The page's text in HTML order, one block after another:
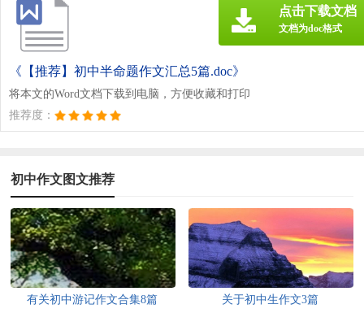
《【推荐】初中半命题作文汇总5篇.doc》
将本文的Word文档下载到电脑，方便收藏和打印
推荐度：
点击下载文档
文档为doc格式
初中作文图文推荐
有关初中游记作文合集8篇 关于初中生作文3篇